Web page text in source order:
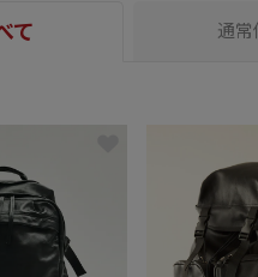
て 通常